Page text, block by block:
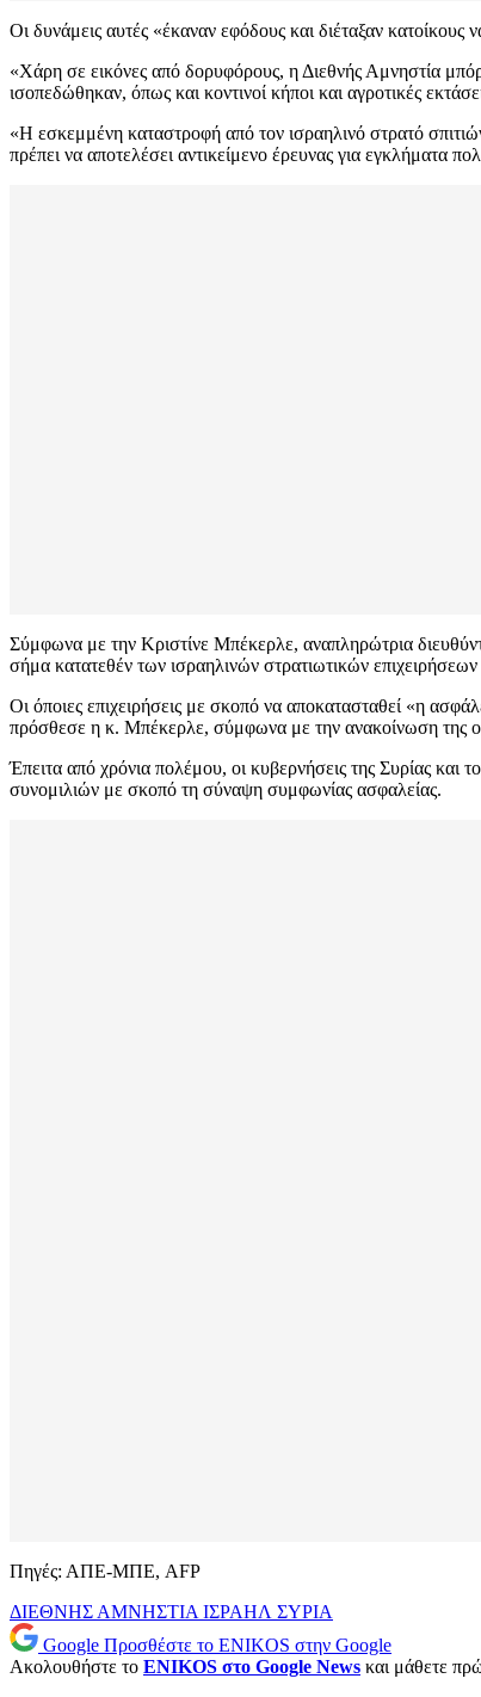
Οι δυνάμεις αυτές «έκαναν εφόδους και διέταξαν κατοίκους
«Χάρη σε εικόνες από δορυφόρους, η Διεθνής Αμνηστία
ισοπεδώθηκαν, όπως και κοντινοί κήποι και αγροτικές
«Η εσκεμμένη καταστροφή από τον ισραηλινό στρατό
πρέπει να αποτελέσει αντικείμενο έρευνας για εγκλήματα
Σύμφωνα με την Κριστίνε Μπέκερλε, αναπληρώτρια
σήμα κατατεθέν των ισραηλινών στρατιωτικών
Οι όποιες επιχειρήσεις με σκοπό να αποκατασταθεί «η
πρόσθεσε η κ. Μπέκερλε, σύμφωνα με την ανακοίνωση της
Έπειτα από χρόνια πολέμου, οι κυβερνήσεις της Συρίας
συνομιλιών με σκοπό τη σύναψη συμφωνίας ασφαλείας.
Πηγές: ΑΠΕ-ΜΠΕ, AFP
ΔΙΕΘΝΗΣ ΑΜΝΗΣΤΙΑ ΙΣΡΑΗΛ ΣΥΡΙΑ
Google Προσθέστε το ENIKOS στην Google
Ακολουθήστε το ENIKOS στο Google News και μάθετε